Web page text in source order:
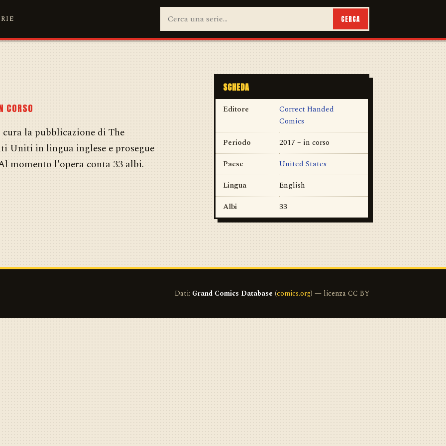
CERCA
CORSO
la pubblicazione di The
Uniti in lingua inglese e prosegue
momento l'opera conta 33 albi.
SCHEDA
Editore
Correct Handed
Comics
Periodo
2017 – in corso
Paese
United States
Lingua
English
Albi
33
Dati: Grand Comics Database (comics.org) — licenza CC BY